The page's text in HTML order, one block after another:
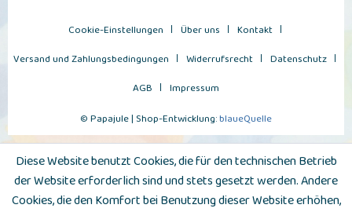
Cookie-Einstellungen Über uns
Kontakt
Versand und Zahlungsbedingungen
Widerrufsrecht
Datenschutz
AGB
Impressum
© Papajule | Shop-Entwicklung:blaueQuelle
Diese Website benutzt Cookies, die für den technischen Betrieb
der Website erforderlich sind und stets gesetzt werden. Andere
Cookies, die den Komfort bei Benutzung dieser Website erhöhen,